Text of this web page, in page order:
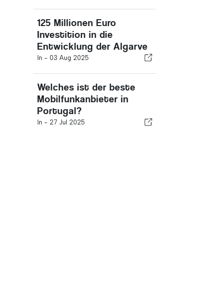
125 Millionen Euro
Investition in die
Entwicklung der Algarve
In - 03 Aug 2025
Welches ist der beste
Mobilfunkanbieter in
Portugal?
In - 27 Jul 2025